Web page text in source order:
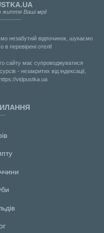
життя Ваші мрії
незабутній відпочинок, шукаємо
перевірені отелі!
сайту має супроводжуватися
- незакритих від індексації,
vidpustka.ua